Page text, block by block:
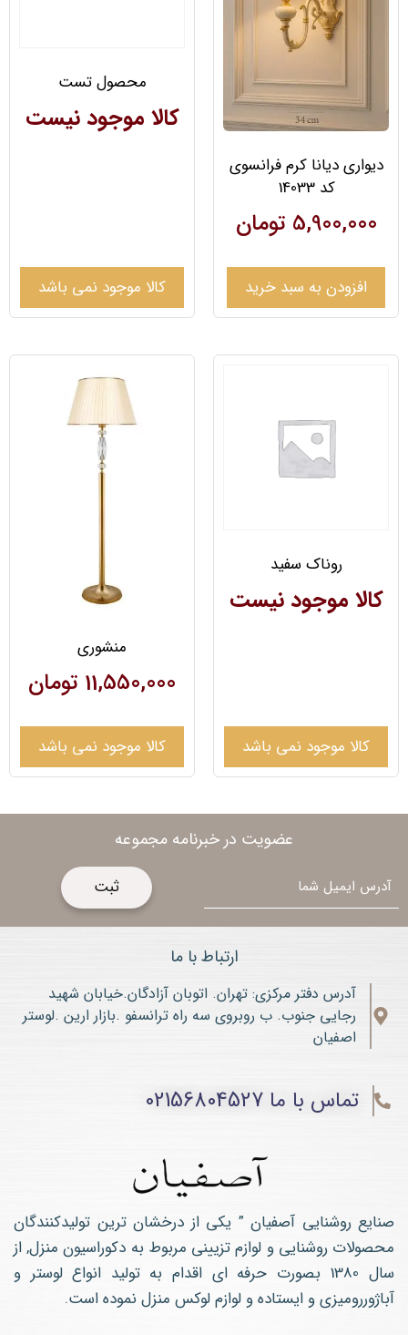
دیواری دیانا کرم فرانسوی
کد 14033
5,900,000 تومان
افزودن به سبد خرید
محصول تست
کالا موجود نیست
کالا موجود نمی باشد
روناک سفید
کالا موجود نیست
کالا موجود نمی باشد
منشوری
11,550,000 تومان
کالا موجود نمی باشد
عضویت در خبرنامه مجموعه
ارتباط با ما
آدرس دفتر مرکزی: تهران. اتوبان آزادگان.خیابان شهید
رجایی جنوب. ب روبروی سه راه ترانسفو .بازار ارین .لوستر
اصفیان
تماس با ما 02156804527
صنایع روشنایی آصفیان ” یکی از درخشان ترین تولیدکنندگان
محصولات روشنایی و لوازم تزیینی مربوط به دکوراسیون منزل, از
سال 1380 بصورت حرفه ای اقدام به تولید انواع لوستر و
آباژوررومیزی و ایستاده و لوازم لوکس منزل نموده است.